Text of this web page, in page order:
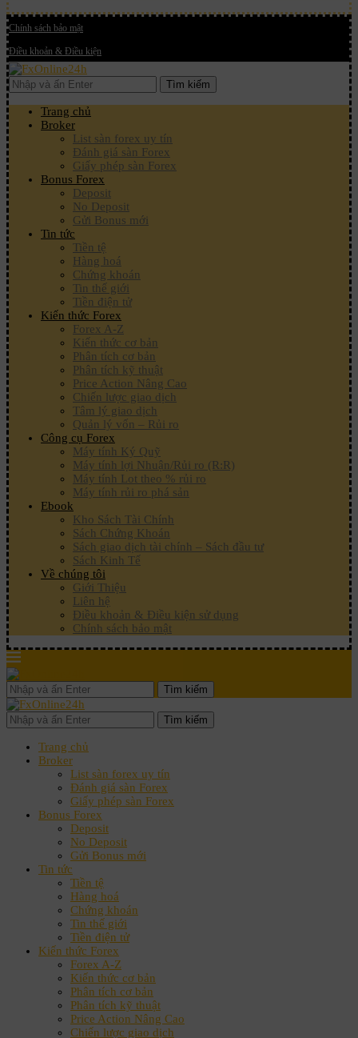
Chính sách bảo mật
Điều khoản & Điều kiện
Tìm kiếm
Trang chủ
Broker
List sàn forex uy tín
Đánh giá sàn Forex
Giấy phép sàn Forex
Bonus Forex
Deposit
No Deposit
Gửi Bonus mới
Tin tức
Tiền tệ
Hàng hoá
Chứng khoán
Tin thế giới
Tiền điện tử
Kiến thức Forex
Forex A-Z
Kiến thức cơ bản
Phân tích cơ bản
Phân tích kỹ thuật
Price Action Nâng Cao
Chiến lược giao dịch
Tâm lý giao dịch
Quản lý vốn – Rủi ro
Công cụ Forex
Máy tính Ký Quỹ
Máy tính lợi Nhuận/Rủi ro (R:R)
Máy tính Lot theo % rủi ro
Máy tính rủi ro phá sản
Ebook
Kho Sách Tài Chính
Sách Chứng Khoán
Sách giao dịch tài chính – Sách đầu tư
Sách Kinh Tế
Về chúng tôi
Giới Thiệu
Liên hệ
Điều khoản & Điều kiện sử dụng
Chính sách bảo mật
Tìm kiếm
Tìm kiếm
Trang chủ
Broker
List sàn forex uy tín
Đánh giá sàn Forex
Giấy phép sàn Forex
Bonus Forex
Deposit
No Deposit
Gửi Bonus mới
Tin tức
Tiền tệ
Hàng hoá
Chứng khoán
Tin thế giới
Tiền điện tử
Kiến thức Forex
Forex A-Z
Kiến thức cơ bản
Phân tích cơ bản
Phân tích kỹ thuật
Price Action Nâng Cao
Chiến lược giao dịch